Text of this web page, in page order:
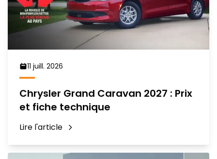
11 juill. 2026
Chrysler Grand Caravan 2027 : Prix
et fiche technique
Lire l'article